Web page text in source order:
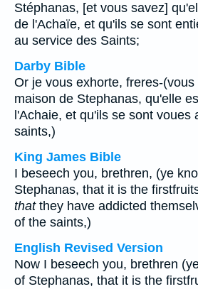
Stéphanas, [et vous savez]
de l'Achaïe, et qu'ils se sont
au service des Saints;
Darby Bible
Or je vous exhorte, freres-
maison de Stephanas, qu'elle
l'Achaie, et qu'ils se sont voues
saints,)
King James Bible
I beseech you, brethren, (ye
Stephanas, that it is the
thatthey have addicted
of the saints,)
English Revised Version
Now I beseech you, brethren
of Stephanas, that it is the